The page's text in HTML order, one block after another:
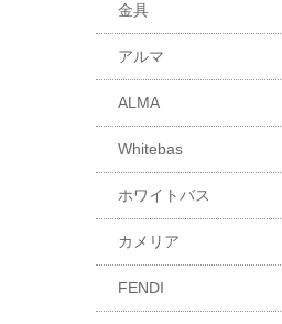
金具
アルマ
ALMA
Whitebas
ホワイトバス
カメリア
FENDI